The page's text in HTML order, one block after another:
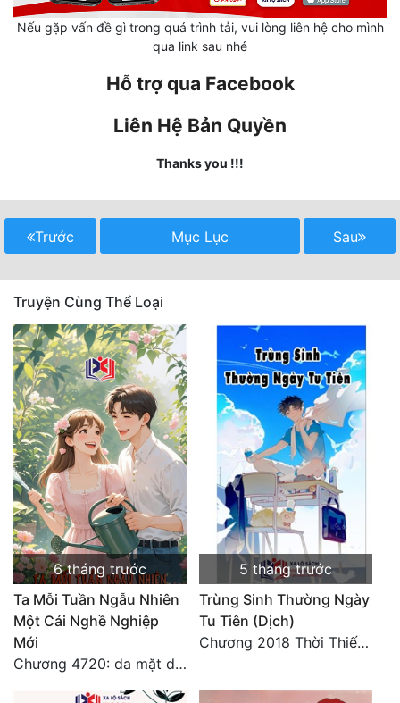
Mỹ Thực
Phương Tây
Phản Phái
Quan Trường
Quân Sự
Sảng Văn
Sắc
Sủng
Thanh Xuân
Tiên Hiệp
Tiểu Thuyết
Trinh Thám
Triều Đấu
Trùng Sinh
Nếu gặp vấn đề gì trong quá trình tải, vui lòng liên hệ cho mình
qua link sau nhé
Hỗ trợ qua Facebook
Liên Hệ Bản Quyền
Thanks you !!!
Trước Mục Lục Sau
Truyện Cùng Thể Loại
6 tháng trước
Ta Mỗi Tuần Ngẫu Nhiên
Một Cái Nghề Nghiệp
Mới
Chương 4720: da mặt dày
5 tháng trước
Trùng Sinh Thường Ngày
Tu Tiên (Dịch)
Chương 2018 Thời Thiếu Niên